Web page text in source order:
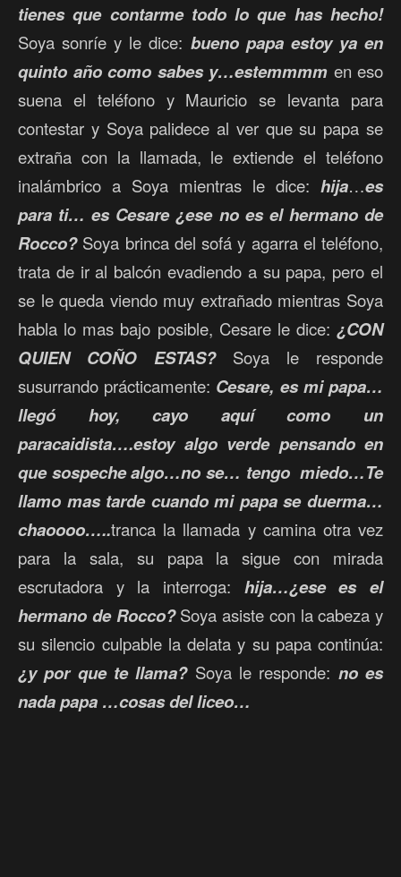
tienes que contarme todo lo que has hecho!
Soya sonríe y le dice: bueno papa estoy ya en
quinto año como sabes y…estemmmm en eso
suena el teléfono y Mauricio se levanta para
contestar y Soya palidece al ver que su papa se
extraña con la llamada, le extiende el teléfono
inalámbrico a Soya mientras le dice: hija…es
para ti… es Cesare ¿ese no es el hermano de
Rocco? Soya brinca del sofá y agarra el teléfono,
trata de ir al balcón evadiendo a su papa, pero el
se le queda viendo muy extrañado mientras Soya
habla lo mas bajo posible, Cesare le dice: ¿CON
QUIEN COÑO ESTAS? Soya le responde
susurrando prácticamente: Cesare, es mi papa…
llegó hoy, cayo aquí como un
paracaidista….estoy algo verde pensando en
que sospeche algo…no se… tengo miedo…Te
llamo mas tarde cuando mi papa se duerma…
chaoooo…..tranca la llamada y camina otra vez
para la sala, su papa la sigue con mirada
escrutadora y la interroga: hija…¿ese es el
hermano de Rocco?Soya asiste con la cabeza y
su silencio culpable la delata y su papa continúa:
¿y por que te llama? Soya le responde: no es
nada papa …cosas del liceo…